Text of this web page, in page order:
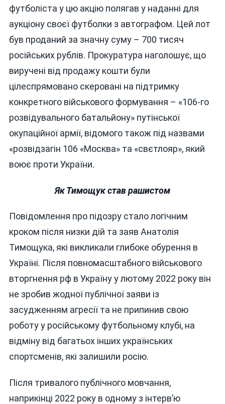
футболіста у цю акцію полягав у наданні для
аукціону своєї футболки з автографом. Цей лот
був проданий за значну суму – 700 тисяч
російських рублів. Прокуратура наголошує, що
виручені від продажу кошти були
цілеспрямовано скеровані на підтримку
конкретного військового формування – «106-го
розвідувального батальйону» путінської
окупаційної армії, відомого також під назвами
«розвідзагін 106 «Москва» та «свєтлояр», який
воює проти України.
Як Тимощук став рашистом
Повідомлення про підозру стало логічним
кроком після низки дій та заяв Анатолія
Тимощука, які викликали глибоке обурення в
Україні. Після повномасштабного військового
вторгнення рф в Україну у лютому 2022 року він
не зробив жодної публічної заяви із
засудженням агресії та не припинив свою
роботу у російському футбольному клубі, на
відміну від багатьох інших українських
спортсменів, які залишили росію.
Після тривалого публічного мовчання,
наприкінці 2022 року в одному з інтерв’ю